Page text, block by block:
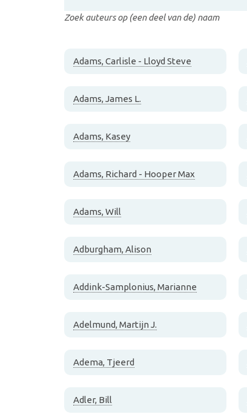
Zoek auteurs op (een deel van de) naam
Adams, Carlisle - Lloyd Steve
Adams, James L.
Adams, Kasey
Adams, Richard - Hooper Max
Adams, Will
Adburgham, Alison
Addink-Samplonius, Marianne
Adelmund, Martijn J.
Adema, Tjeerd
Adler, Bill